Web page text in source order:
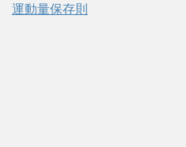
運動量保存則